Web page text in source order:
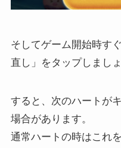
そしてゲーム開始時す
直し」をタップしましょ
すると、次のハートが
場合があります。
通常ハートの時はこれ